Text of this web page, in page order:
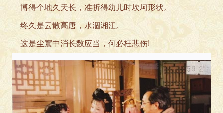
博得个地久天长，准折得幼儿时坎坷形状。
终久是云散高唐，水涸湘江。
这是尘寰中消长数应当， 何必枉悲伤!